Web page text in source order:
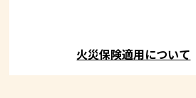
火災保険適用について